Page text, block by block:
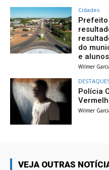
Cidades
Prefeito
do
e alunos
Wilmer
Polícia
Wilmer
VEJA OUTRAS